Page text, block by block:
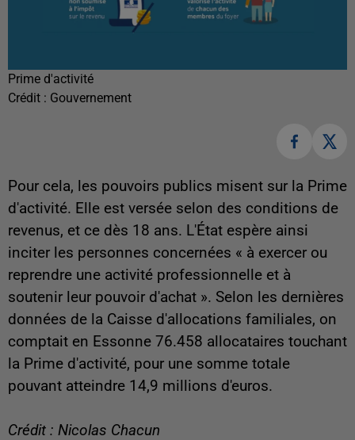
Prime d'activité
Crédit : Gouvernement
Pour cela, les pouvoirs publics misent sur la Prime
d'activité. Elle est versée selon des conditions de
revenus, et ce dès 18 ans. L'État espère ainsi
inciter les personnes concernées « à exercer ou
reprendre une activité professionnelle et à
soutenir leur pouvoir d'achat ». Selon les dernières
données de la Caisse d'allocations familiales, on
comptait en Essonne 76.458 allocataires touchant
la Prime d'activité, pour une somme totale
pouvant atteindre 14,9 millions d'euros.
Crédit : Nicolas Chacun